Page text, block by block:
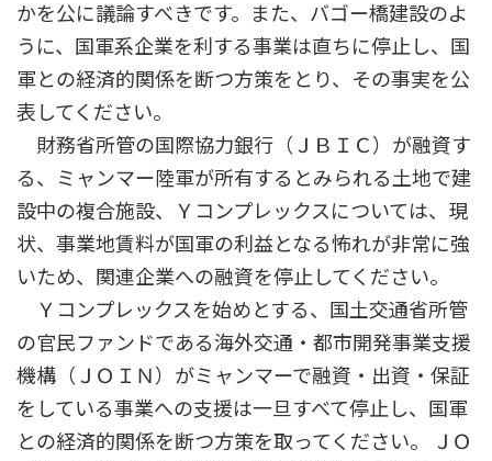
かを公に議論すべきです。また、バゴー橋建設のよ
うに、国軍系企業を利する事業は直ちに停止し、国
軍との経済的関係を断つ方策をとり、その事実を公
表してください。
財務省所管の国際協力銀行（ＪＢＩＣ）が融資す
る、ミャンマー陸軍が所有するとみられる土地で建
設中の複合施設、Ｙコンプレックスについては、現
状、事業地賃料が国軍の利益となる怖れが非常に強
いため、関連企業への融資を停止してください。
Ｙコンプレックスを始めとする、国土交通省所管
の官民ファンドである海外交通・都市開発事業支援
機構（ＪＯＩＮ）がミャンマーで融資・出資・保証
をしている事業への支援は一旦すべて停止し、国軍
との経済的関係を断つ方策を取ってください。 ＪＯ